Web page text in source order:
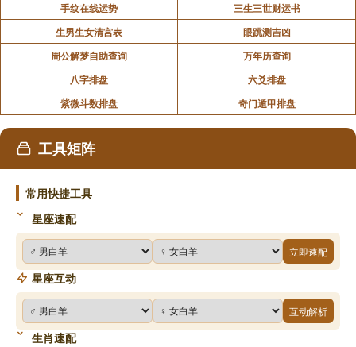
保险柜：将黄金存放在家中专门的保险柜内，具有
双重重要意义。一方面，保险柜坚固的构造为黄金提供
了可靠的安全保障，防止其遭受盗窃或损坏；另一方
面，从风水角度看，保险柜封闭的空间能够让黄金的能
量充分汇聚，形成一个稳定而强大的财富气场，象征着
家庭财富能够持续积累且不轻易流失，为家庭经济的长
期稳定发展提供有力支持。
黄金注意事项和保养方法
避免与尖锐物品接触：在风水理念中，尖锐物品被
认为带有不稳定的气场，容易对黄金原本和谐、稳定的
气场造成破坏。因此，在日常生活中，无论是佩戴黄金
饰品还是存放黄金物品，都应格外注意将其与尖锐的金
属制品、宝石等分开存放。例如，不要将黄金项链与带
手纹在线运势
三生三世财运书
生男生女清宫表
眼跳测吉凶
周公解梦自助查询
万年历查询
八字排盘
六爻排盘
紫微斗数排盘
奇门遁甲排盘
工具矩阵
常用快捷工具
星座速配
立即速配
星座互动
互动解析
生肖速配